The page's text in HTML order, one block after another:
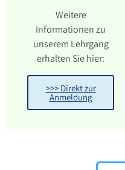
Weitere
Informationen zu
unserem Lehrgang
erhalten Sie hier:
>>> Direkt zur
Anmeldung